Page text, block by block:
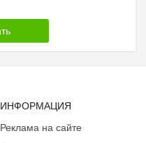
ИНФОРМАЦИЯ
Реклама на сайте